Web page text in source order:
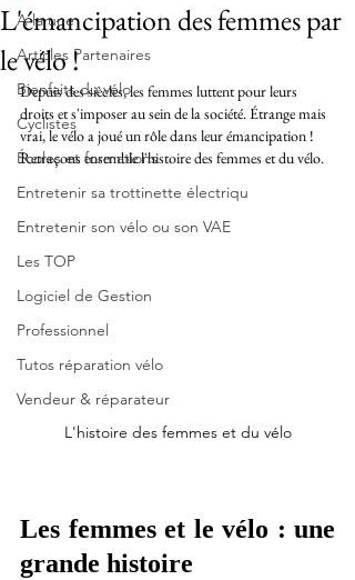
A la une
Articles Partenaires
Bienfaits du vélo
Cyclistes
Écoles et formations
Entretenir sa trottinette électriqu
Entretenir son vélo ou son VAE
Les TOP
Logiciel de Gestion
Professionnel
Tutos réparation vélo
Vendeur & réparateur
L'émancipation des femmes par
le vélo !
Depuis des siècles, les femmes luttent pour leurs
droits et s'imposer au sein de la société. Étrange mais
vrai, le vélo a joué un rôle dans leur émancipation !
Retraçons ensemble l'histoire des femmes et du vélo.
L'histoire des femmes et du vélo
Les femmes et le vélo : une
grande histoire